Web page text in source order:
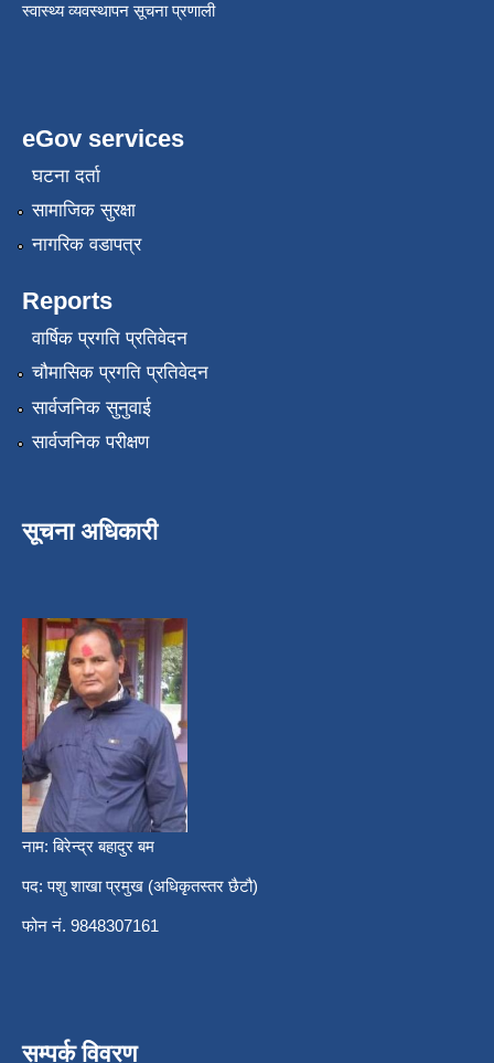
स्वास्थ्य व्यवस्थापन सूचना प्रणाली
eGov services
घटना दर्ता
सामाजिक सुरक्षा
नागरिक वडापत्र
Reports
वार्षिक प्रगति प्रतिवेदन
चौमासिक प्रगति प्रतिवेदन
सार्वजनिक सुनुवाई
सार्वजनिक परीक्षण
सूचना अधिकारी
नाम: बिरेन्द्र बहादुर बम
पद: पशु शाखा प्रमुख (अधिकृतस्तर छैटौ)
फोन नं. 9848307161
सम्पर्क विवरण